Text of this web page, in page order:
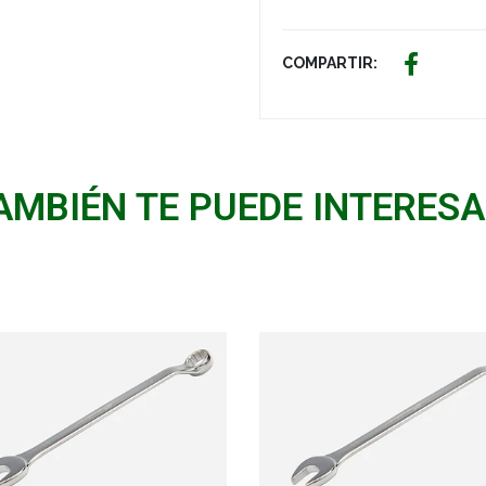
COMPARTIR:
TE PUEDE